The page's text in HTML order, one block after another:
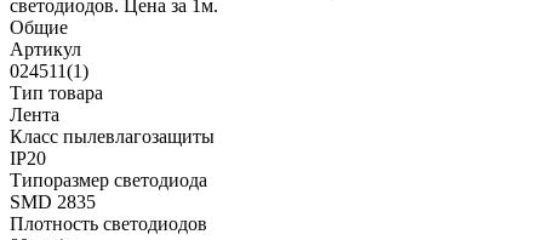
светодиодов. Цена за 1м.
Общие
Артикул
024511(1)
Тип товара
Лента
Класс пылевлагозащиты
IP20
Типоразмер светодиода
SMD 2835
Плотность светодиодов